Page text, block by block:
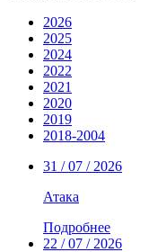
2026
2025
2024
2022
2021
2020
2019
2018-2004
31 / 07 / 2026
Атака
Подробнее
22 / 07 / 2026